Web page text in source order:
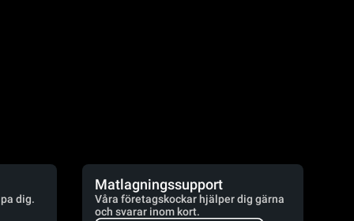
dig.
Matlagningssupport
Våra företagskockar hjälper dig gärna
och svarar inom kort.